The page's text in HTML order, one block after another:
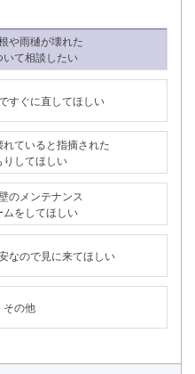
や雨樋が壊れた
いて相談したい
すぐに直してほしい
ていると指摘された
りしてほしい
のメンテナンス
ムをしてほしい
なので見に来てほしい
その他